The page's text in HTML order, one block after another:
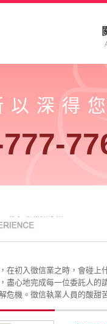
深得
為何常常嫌東嫌西?
在初入徵信業之時，會碰上
盡心地完成每一位委託人
危機。徵信執業人員的酸甜